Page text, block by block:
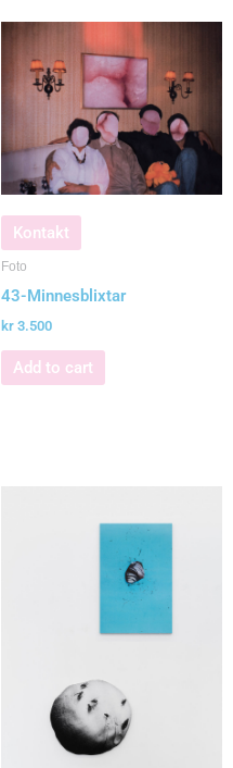
Kontakt
Foto
43-Minnesblixtar
kr 3.500
Add to cart